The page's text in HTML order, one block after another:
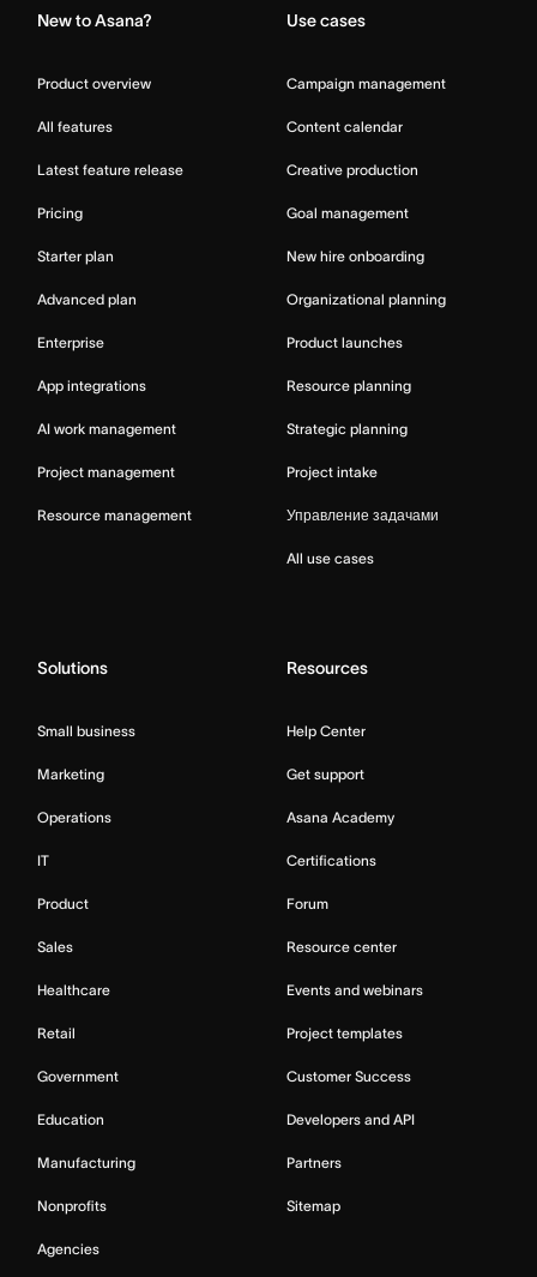
New to Asana?
Product overview
All features
Latest feature release
Pricing
Starter plan
Advanced plan
Enterprise
App integrations
AI work management
Project management
Resource management
Use cases
Campaign management
Content calendar
Creative production
Goal management
New hire onboarding
Organizational planning
Product launches
Resource planning
Strategic planning
Project intake
Управление задачами
All use cases
Solutions
Small business
Marketing
Operations
IT
Product
Sales
Healthcare
Retail
Government
Education
Manufacturing
Nonprofits
Agencies
Resources
Help Center
Get support
Asana Academy
Certifications
Forum
Resource center
Events and webinars
Project templates
Customer Success
Developers and API
Partners
Sitemap